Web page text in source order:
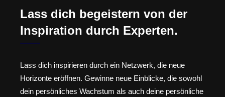
Lass dich begeistern von der
Inspiration durch Experten.
Lass dich inspirieren durch ein Netzwerk, die neue
Horizonte eröffnen. Gewinne neue Einblicke, die sowohl
dein persönliches Wachstum als auch deine persönliche